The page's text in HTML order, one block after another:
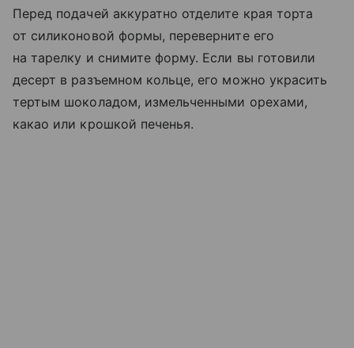
Перед подачей аккуратно отделите края торта
от силиконовой формы, переверните его
на тарелку и снимите форму. Если вы готовили
десерт в разъемном кольце, его можно украсить
тертым шоколадом, измельченными орехами,
какао или крошкой печенья.